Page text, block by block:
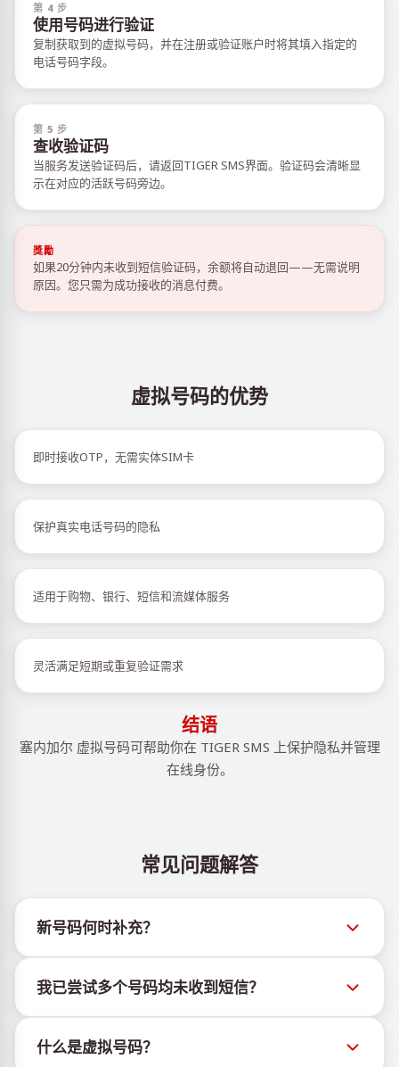
第 4 步
使用号码进行验证
复制获取到的虚拟号码，并在注册或验证账户时将其填入指定的
电话号码字段。
第 5 步
查收验证码
当服务发送验证码后，请返回TIGER SMS界面。验证码会清晰显
示在对应的活跃号码旁边。
獎勵
如果20分钟内未收到短信验证码，余额将自动退回——无需说明
原因。您只需为成功接收的消息付费。
虚拟号码的优势
即时接收OTP，无需实体SIM卡
保护真实电话号码的隐私
适用于购物、银行、短信和流媒体服务
灵活满足短期或重复验证需求
结语
塞内加尔 虚拟号码可帮助你在 TIGER SMS 上保护隐私并管理
在线身份。
常见问题解答
新号码何时补充？
人 @TigerSMSofficial_bot 查看。该频道会及时更新，
帮助用户获取最新号码库存。
我已尝试多个号码均未收到短信？
率。各服务平台的算法可能因多种原因拦截临时号码的
什么是虚拟号码？